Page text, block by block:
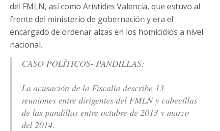
del FMLN, así como Arístides Valencia, que estuvo al
frente del ministerio de gobernación y era el
encargado de ordenar alzas en los homicidios a nivel
nacional.
CASO POLÍTICOS- PANDILLAS:
La acusación de la Fiscalía describe 13
reuniones entre dirigentes del FMLN y cabecillas
de las pandillas entre octubre de 2013 y marzo
del 2014.